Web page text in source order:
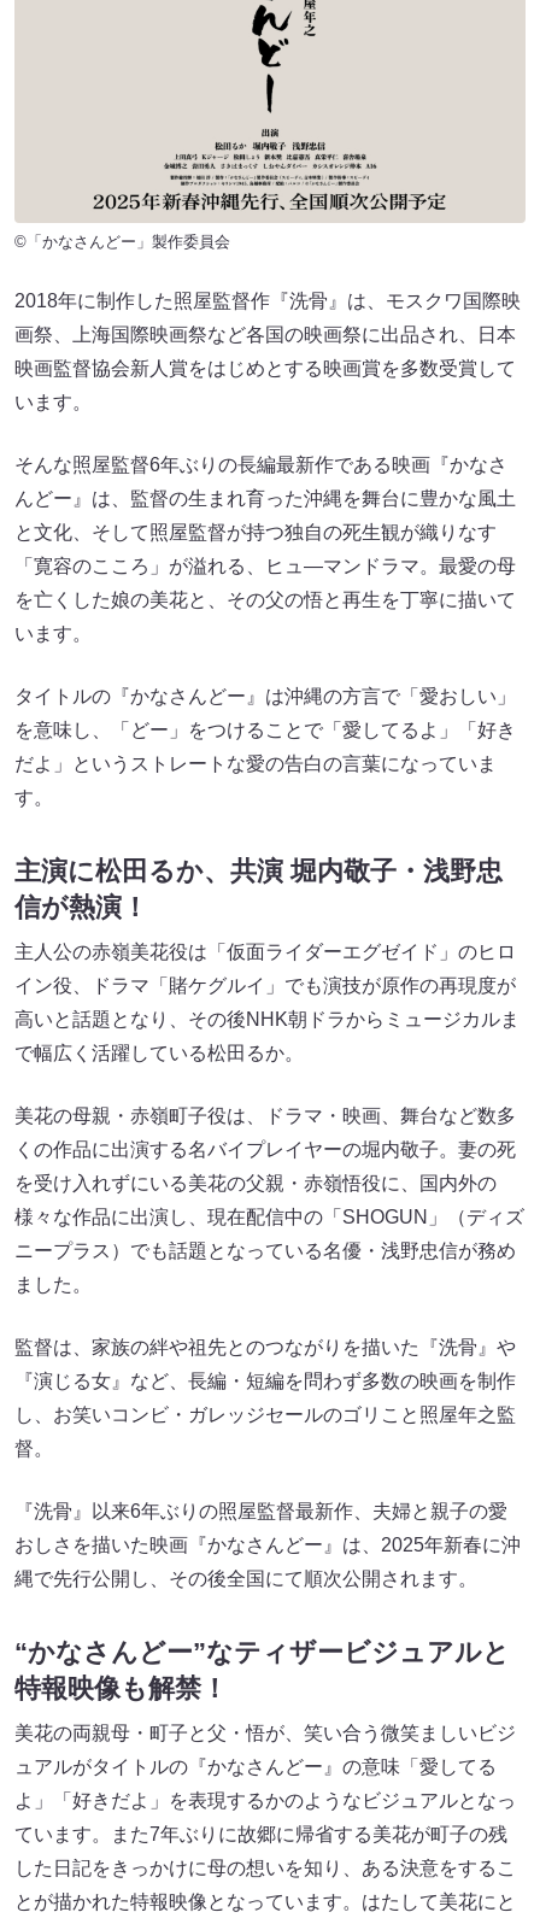
©「かなさんどー」製作委員会
2018年に制作した照屋監督作『洗骨』は、モスクワ国際映
画祭、上海国際映画祭など各国の映画祭に出品され、日本
映画監督協会新人賞をはじめとする映画賞を多数受賞して
います。
そんな照屋監督6年ぶりの長編最新作である映画『かなさ
んどー』は、監督の生まれ育った沖縄を舞台に豊かな風土
と文化、そして照屋監督が持つ独自の死生観が織りなす
「寛容のこころ」が溢れる、ヒュ―マンドラマ。最愛の母
を亡くした娘の美花と、その父の悟と再生を丁寧に描いて
います。
タイトルの『かなさんどー』は沖縄の方言で「愛おしい」
を意味し、「どー」をつけることで「愛してるよ」「好き
だよ」というストレートな愛の告白の言葉になっていま
す。
主演に松田るか、共演 堀内敬子・浅野忠
信が熱演！
主人公の赤嶺美花役は「仮面ライダーエグゼイド」のヒロ
イン役、ドラマ「賭ケグルイ」でも演技が原作の再現度が
高いと話題となり、その後NHK朝ドラからミュージカルま
で幅広く活躍している松田るか。
美花の母親・赤嶺町子役は、ドラマ・映画、舞台など数多
くの作品に出演する名バイプレイヤーの堀内敬子。妻の死
を受け入れずにいる美花の父親・赤嶺悟役に、国内外の
様々な作品に出演し、現在配信中の「SHOGUN」（ディズ
ニープラス）でも話題となっている名優・浅野忠信が務め
ました。
監督は、家族の絆や祖先とのつながりを描いた『洗骨』や
『演じる女』など、長編・短編を問わず多数の映画を制作
し、お笑いコンビ・ガレッジセールのゴリこと照屋年之監
督。
『洗骨』以来6年ぶりの照屋監督最新作、夫婦と親子の愛
おしさを描いた映画『かなさんどー』は、2025年新春に沖
縄で先行公開し、その後全国にて順次公開されます。
“かなさんどー”なティザービジュアルと
特報映像も解禁！
美花の両親母・町子と父・悟が、笑い合う微笑ましいビジ
ュアルがタイトルの『かなさんどー』の意味「愛してる
よ」「好きだよ」を表現するかのようなビジュアルとなっ
ています。また7年ぶりに故郷に帰省する美花が町子の残
した日記をきっかけに母の想いを知り、ある決意をするこ
とが描かれた特報映像となっています。はたして美花にと